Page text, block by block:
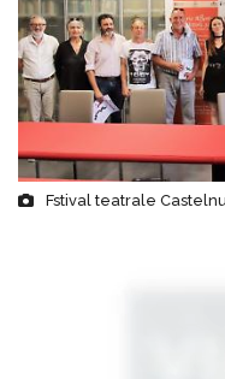
Fstival teatrale